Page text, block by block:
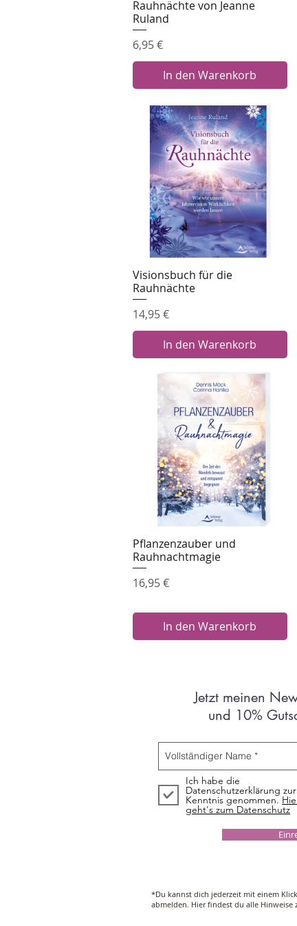
Rauhnächte von Jeanne
Ruland
Preis
6,95 €
In den Warenkorb
Schnellansicht
Visionsbuch für die
Rauhnächte
Preis
14,95 €
In den Warenkorb
Schnellansicht
Pflanzenzauber und
Rauhnachtmagie
Preis
16,95 €
In den Warenkorb
Jetzt meinen
und 10%
Ich habe die
Datenschutzerklärung zur
Kenntnis genommen.
geht's zum Datenschutz
*Du kannst dich jederzeit mit einem
abmelden. Hier findest du alle Hinweise